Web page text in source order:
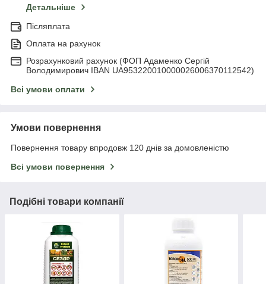
Детальніше
Післяплата
Оплата на рахунок
Розрахунковий рахунок (ФОП Адаменко Сергій
Володимирович IBAN UA953220010000026006370112542)
Всі умови оплати
Умови повернення
Повернення товару впродовж 120 днів за домовленістю
Всі умови повернення
Подібні товари компанії